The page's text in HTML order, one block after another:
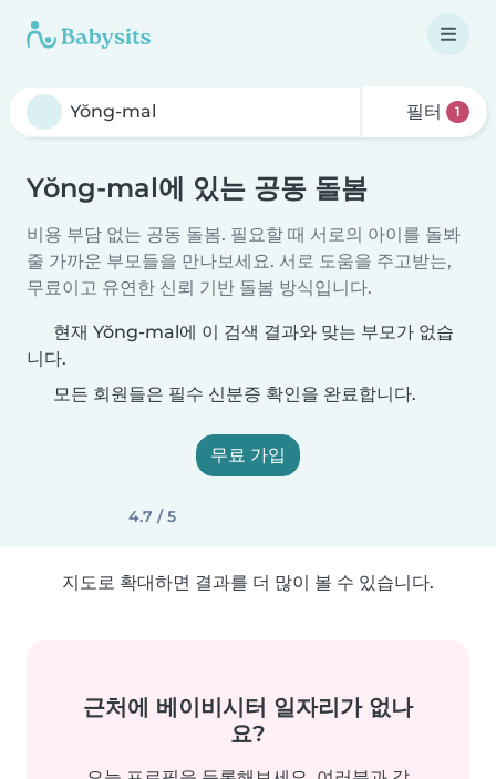
필터 1
Yŏng-mal에 있는 공동 돌봄
비용 부담 없는 공동 돌봄. 필요할 때 서로의 아이를 돌봐
줄 가까운 부모들을 만나보세요. 서로 도움을 주고받는,
무료이고 유연한 신뢰 기반 돌봄 방식입니다.
현재 Yŏng-mal에 이 검색 결과와 맞는 부모가 없습
니다.
모든 회원들은 필수 신분증 확인을 완료합니다.
무료 가입
4.7 / 5
지도로 확대하면 결과를 더 많이 볼 수 있습니다.
근처에 베이비시터 일자리가 없나
요?